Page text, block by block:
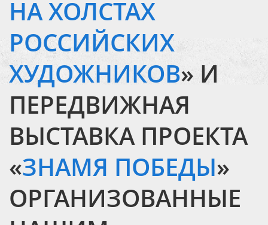
НА ХОЛСТАХ
РОССИЙСКИХ
ХУДОЖНИКОВ» И
ПЕРЕДВИЖНАЯ
ВЫСТАВКА ПРОЕКТА
«ЗНАМЯ ПОБЕДЫ»
ОРГАНИЗОВАННЫЕ